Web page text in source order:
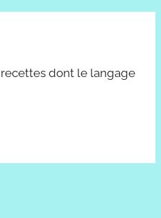
dont le langage